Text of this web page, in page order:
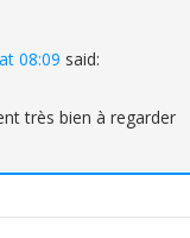
08:09 said:
très bien à regarder